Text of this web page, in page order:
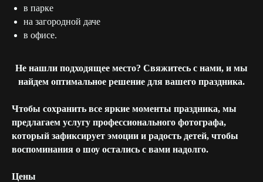
в парке
на загородной даче
в офисе.
Не нашли подходящее место? Свяжитесь с нами, и мы
найдем оптимальное решение для вашего праздника.
Чтобы сохранить все яркие моменты праздника, мы
предлагаем услугу профессионального фотографа,
который зафиксирует эмоции и радость детей, чтобы
воспоминания о шоу остались с вами надолго.
Цены